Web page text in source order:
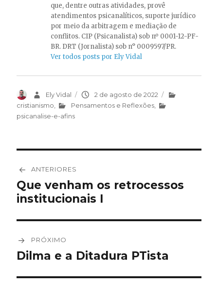
que, dentre outras atividades, provê
atendimentos psicanalíticos, suporte jurídico
por meio da arbitragem e mediação de
conflitos. CIP (Psicanalista) sob nº 0001-12-PF-
BR. DRT (Jornalista) sob n° 0009597/PR.
Ver todos posts por Ely Vidal
AutorEly Vidal
Publicado
em
2 de agosto de 2022
Categorias
cristianismo
Pensamentos e Reflexões
psicanalise-e-afins
de
Post
ANTERIORES
Post
anterior:
Que venham os retrocessos
institucionais I
PRÓXIMO
Próximo
Dilma e a Ditadura PTista